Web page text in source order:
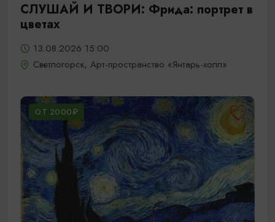
СЛУШАЙ И ТВОРИ: Фрида: портрет в
цветах
13.08.2026 15:00
Светлогорск, Арт-пространство «Янтарь-холл»
ОТ 2000₽